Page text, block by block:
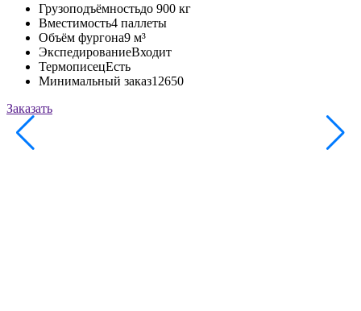
Грузоподъёмностьдо 900 кг
Вместимость4 паллеты
Объём фургона9 м³
ЭкспедированиеВходит
ТермописецЕсть
Минимальный заказ12650
Заказать